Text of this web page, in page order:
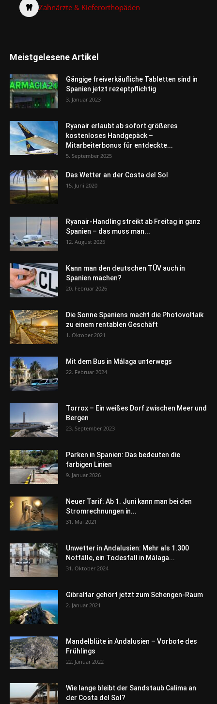
Zahnärzte & Kieferorthopäden
Meistgelesene Artikel
Gängige freiverkäufliche Tabletten sind in
Spanien jetzt rezeptpflichtig
3. Januar 2023
Ryanair erlaubt ab sofort größeres
kostenloses Handgepäck –
Mitarbeiterbonus für entdeckte...
5. September 2025
Das Wetter an der Costa del Sol
15. Juni 2020
Ryanair-Handling streikt ab Freitag in ganz
Spanien – das muss man...
12. August 2025
Kann man den deutschen TÜV auch in
Spanien machen?
20. Februar 2026
Die Sonne Spaniens macht die Photovoltaik
zu einem rentablen Geschäft
1. Oktober 2021
Mit dem Bus in Málaga unterwegs
22. Februar 2024
Torrox – Ein weißes Dorf zwischen Meer und
Bergen
23. September 2023
Parken in Spanien: Das bedeuten die
farbigen Linien
9. Januar 2026
Neuer Tarif: Ab 1. Juni kann man bei den
Stromrechnungen in...
31. Mai 2021
Unwetter in Andalusien: Mehr als 1.300
Notfälle, ein Todesfall in Málaga...
31. Oktober 2024
Gibraltar gehört jetzt zum Schengen-Raum
2. Januar 2021
Mandelblüte in Andalusien – Vorbote des
Frühlings
22. Januar 2022
Wie lange bleibt der Sandstaub Calima an
der Costa del Sol?